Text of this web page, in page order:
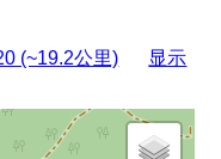
(~19.2公里)
显示